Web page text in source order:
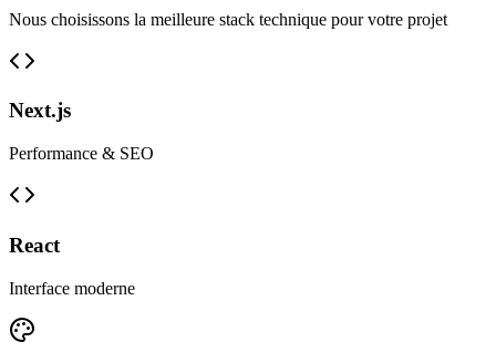
Nous choisissons la meilleure stack technique pour votre projet
Next.js
Performance & SEO
React
Interface moderne